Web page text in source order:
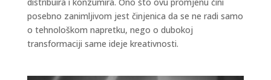
posebno zanimljivom jest činjenica da se ne radi samo
o tehnološkom napretku, nego o dubokoj
transformaciji same ideje kreativnosti.